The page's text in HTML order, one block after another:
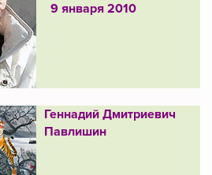
9 января 2010
Геннадий Дмитриевич
Павлишин